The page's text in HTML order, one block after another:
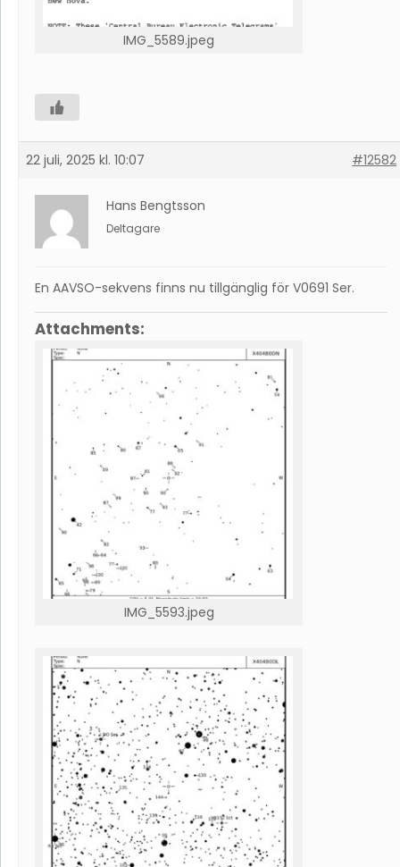
IMG_5589.jpeg
22 juli, 2025 kl. 10:07 #12582
Hans Bengtsson
Deltagare
En AAVSO-sekvens finns nu tillgänglig för V0691 Ser.
Attachments:
IMG_5593.jpeg